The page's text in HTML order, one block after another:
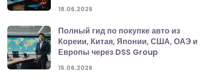
18.06.2026
Полный гид по покупке авто из
Кореии, Китая, Японии, США, ОАЭ и
Европы через DSS Group
15.06.2026